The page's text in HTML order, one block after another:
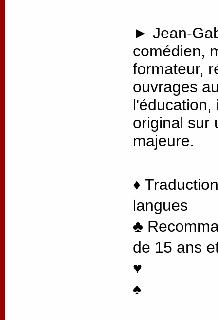
► Jean-
comédien,
formateur,
ouvrages
l'éducation,
original sur
majeure.
♦
langues
♣
de 15 ans
♥
♠